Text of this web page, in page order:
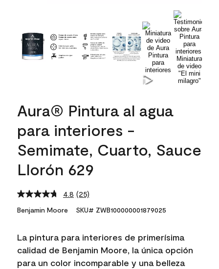
Aura® Pintura al agua
para interiores -
Semimate, Cuarto, Sauce
Llorón 629
4.8 Read
25
Reviews.
link.
(25)
Benjamin Moore SKU# ZWB100000001879025
La pintura para interiores de primerísima
calidad de Benjamin Moore, la única opción
para un color incomparable y una belleza